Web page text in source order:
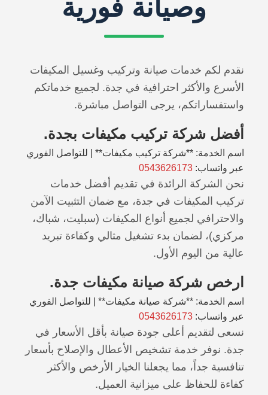
وصيانة فورية
نقدم لكم خدمات صيانة وتركيب وغسيل المكيفات
الأسرع والأكثر احترافية في جدة. لجميع خدماتكم
واستفساراتكم، يرجى التواصل مباشرة.
أفضل شركة تركيب مكيفات بجدة.
اسم الخدمة: **شركة تركيب مكيفات** | للتواصل الفوري
عبر واتساب: 0543626173
نحن الشركة الرائدة في تقديم أفضل خدمات
تركيب المكيفات في جدة، مع ضمان التثبيت الآمن
والاحترافي لجميع أنواع المكيفات (سبليت، شباك،
مركزي)، لضمان بدء تشغيل مثالي وكفاءة تبريد
عالية من اليوم الأول.
ارخص شركة صيانة مكيفات جدة.
اسم الخدمة: **شركة صيانة مكيفات** | للتواصل الفوري
عبر واتساب: 0543626173
نسعى لتقديم أعلى جودة صيانة بأقل الأسعار في
جدة. نوفر خدمة تشخيص الأعطال والإصلاح بأسعار
تنافسية جداً، مما يجعلنا الخيار الأرخص والأكثر
كفاءة للحفاظ على ميزانية العميل.